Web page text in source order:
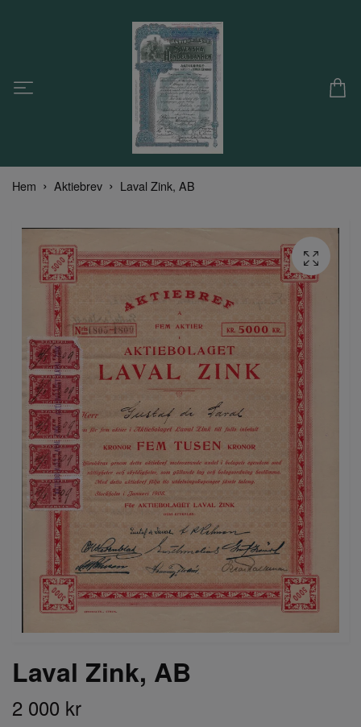
Hem Aktiebrev Laval Zink, AB
Laval Zink, AB
2 000 kr